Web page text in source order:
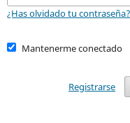
¿Has olvidado tu contraseña?
Mantenerme conectado
Registrarse